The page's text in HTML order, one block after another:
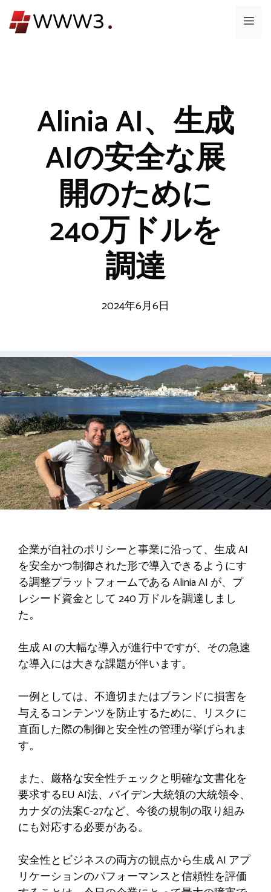
ン
メ
Alinia AI、生成
AIの安全な展
開のために
240万ドルを
調達
2024年6月6日
企業が自社のポリシーと事業に沿って、生成 AI
を安全かつ制御された形で導入できるようにす
る調整プラットフォームである Alinia AI が、プ
レシード資金として 240 万ドルを調達しまし
た。
生成 AI の大幅な導入が進行中ですが、その急速
な導入には大きな課題が伴います。
一例としては、不適切またはブランドに損害を
与えるコンテンツを防止するために、リスクに
直面した際の制御と安全性の管理が挙げられま
す。
また、厳格な安全性チェックと明確な文書化を
要求するEU AI法、バイデン大統領の大統領令、
カナダの法案C-27など、今後の規制の取り組み
にも対応する必要がある。
安全性とビジネスの両方の観点から生成 AI アプ
リケーションのパフォーマンスと信頼性を評価